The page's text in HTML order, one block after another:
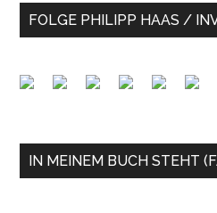
FOLGE PHILIPP HAAS /
IN MEINEM BUCH STEHT